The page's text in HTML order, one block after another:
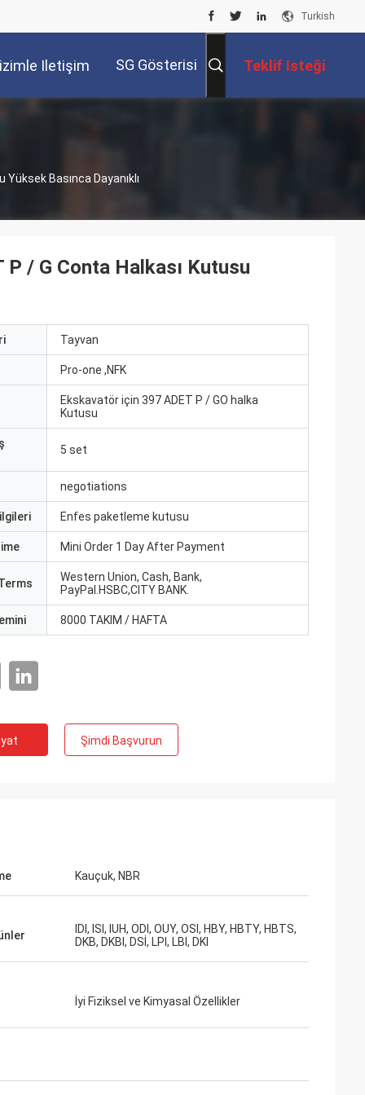
Turkish
Iletişim SG Gösterisi Teklif Isteği
Basınca Dayanıklı
/ G Conta Halkası Kutusu
Tayvan
Pro-one ,NFK
Ekskavatör için 397 ADET P / GO halka
Kutusu
5 set
negotiations
Enfes paketleme kutusu
Mini Order 1 Day After Payment
Western Union, Cash, Bank,
PayPal.HSBC,CITY BANK.
8000 TAKIM / HAFTA
Şimdi Başvurun
Kauçuk, NBR
IDI, ISI, IUH, ODI, OUY, OSI, HBY, HBTY, HBTS,
DKB, DKBI, DSİ, LPI, LBI, DKI
İyi Fiziksel ve Kimyasal Özellikler